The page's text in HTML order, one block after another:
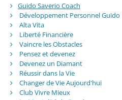
Guido Saverio Coach
Développement Personnel Guido
Alta Vita
Liberté Financière
Vaincre les Obstacles
Pensez et devenez
Devenez un Diamant
Réussir dans la Vie
Changer de Vie Aujourd'hui
Club Vivre Mieux